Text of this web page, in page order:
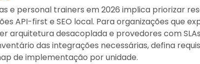
e personal trainers em 2026 implica priorizar
API-first e SEO local. Para organizações que
arquitetura desacoplada e provedores com
das integrações necessárias, defina
de implementação por unidade.